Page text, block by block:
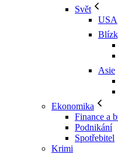
Svět
USA
Asie
Ekonomika
Finance a
Podnikání
Spotřebitel
Krimi